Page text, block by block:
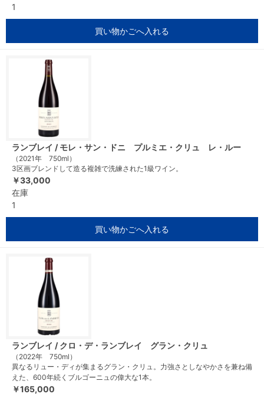
1
買い物かごへ入れる
ランブレイ / モレ・サン・ドニ プルミエ・クリュ レ・ルー
（2021年 750ml）
3区画ブレンドして造る複雑で洗練された1級ワイン。
￥33,000
在庫
1
買い物かごへ入れる
ランブレイ / クロ・デ・ランブレイ グラン・クリュ
（2022年 750ml）
異なるリュー・ディが集まるグラン・クリュ。力強さとしなやかさを兼ね備
えた、600年続くブルゴーニュの偉大な1本。
￥165,000